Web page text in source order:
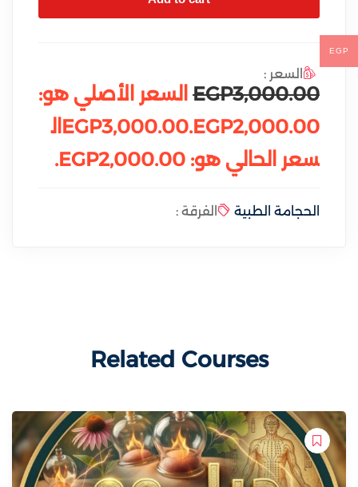
g
s
f
u
السعر :
EGP3,000.00 السعر الأصلي هو:
EGP3,000.00.EGP2,000.00ال
سعر الحالي هو: EGP2,000.00.
الفرقة : الحجامة الطبية
Related Courses
EGP